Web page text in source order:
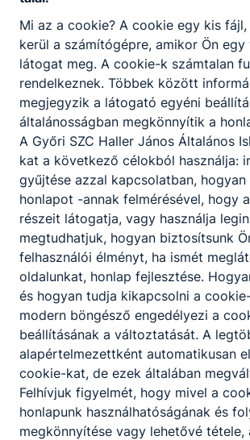
szerepet vállaltak.
2026. jún. 2. admin
Iskolánkban már hagyomány, hogy
Fenntarthatósági témahét keretén
belül megrendezzük a Magonc
háziversenyt, mely 3 fordulóból áll.
Iskolánkban már hagyomány, hogy a
Fenntarthatósági témahét keretén belül
megrendezzük a Magonc iskolai
háziversenyt, mely 3 fordulóból áll.
Mi az a cookie? A cookie egy kis
kerül a számítógépre, amikor Ön egy
látogat meg. A cookie-k számtalan
rendelkeznek. Többek között
megjegyzik a látogató egyéni
általánosságban megkönnyítik a
A Győri SZC Haller János Általános
kat a következő célokból használja:
gyűjtése azzal kapcsolatban, hogyan
honlapot -annak felmérésével, hogy
részeit látogatja, vagy használja
megtudhatjuk, hogyan biztosítsunk
felhasználói élményt, ha ismét
oldalunkat, honlap fejlesztése.
és hogyan tudja kikapcsolni a
modern böngésző engedélyezi a
beállításának a változtatását. A
alapértelmezettként automatikusan
cookie-kat, de ezek általában
Felhívjuk figyelmét, hogy mivel a
honlapunk használhatóságának és
megkönnyítése vagy lehetővé